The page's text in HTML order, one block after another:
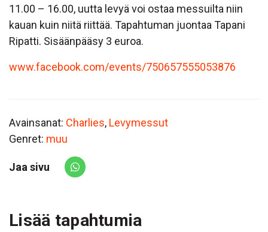
11.00 – 16.00, uutta levyä voi ostaa messuilta niin
kauan kuin niitä riittää. Tapahtuman juontaa Tapani
Ripatti. Sisäänpääsy 3 euroa.
www.facebook.com/events/750657555053876
Avainsanat: Charlies, Levymessut
Genret: muu
Jaa sivu
Share via Whatsapp
Lisää tapahtumia